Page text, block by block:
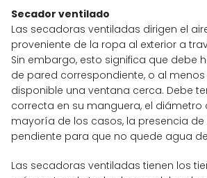
Secador ventilado
Las secadoras ventiladas dirigen el
proveniente de la ropa al exterior a
Sin embargo, esto significa que debe
de pared correspondiente, o al
disponible una ventana cerca. Debe
correcta en su manguera, el diámetro
mayoría de los casos, la presencia de
pendiente para que no quede agua
Las secadoras ventiladas tienen los